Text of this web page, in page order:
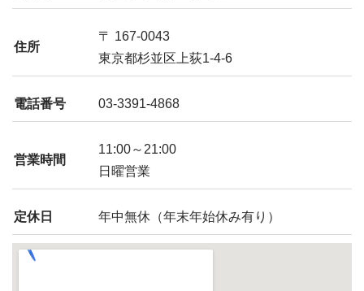
住所
〒 167-0043
東京都杉並区上荻1-4-6
電話番号 03-3391-4868
営業時間
11:00～21:00
日曜営業
定休日 年中無休（年末年始休み有り）